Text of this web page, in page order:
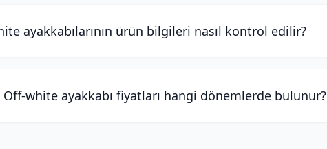
ayakkabılarının ürün bilgileri nasıl kontrol edilir?
Off-white ayakkabı fiyatları hangi dönemlerde bulunur?